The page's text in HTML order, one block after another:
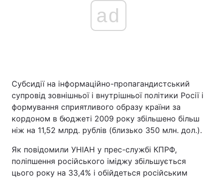
ad
Субсидії на інформаційно-пропагандистський
супровід зовнішньої і внутрішньої політики Росії і
формування сприятливого образу країни за
кордоном в бюджеті 2009 року збільшено більш
ніж на 11,52 млрд. рублів (близько 350 млн. дол.).
Як повідомили УНІАН у прес-службі КПРФ,
поліпшення російського іміджу збільшується
цього року на 33,4% і обійдеться російським